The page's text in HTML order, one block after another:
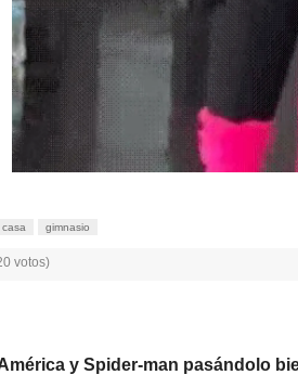
casa gimnasio
votos)
y Spider-man pasándolo